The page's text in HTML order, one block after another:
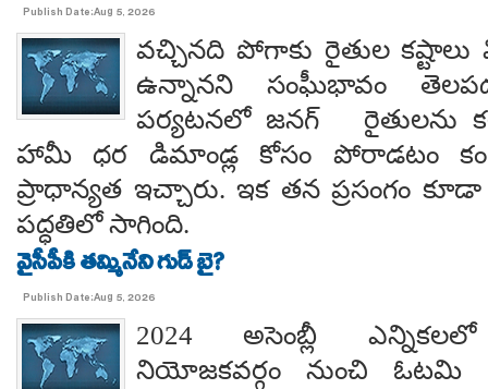
Publish Date:Aug 5, 2026
వచ్చినది పోగాకు రైతుల
ఉన్నానని సంఘీభావం
పర్యటనలో జనగ్ రైతులను
హామీ ధర డిమాండ్ల కోసం పోరాడటం
ప్రాధాన్యత ఇచ్చారు. ఇక తన ప్రసంగం కూడా
పద్ధతిలో సాగింది.
వైసీపీకి తమ్మినేని గుడ్ బై?
Publish Date:Aug 5, 2026
2024 అసెంబ్లీ
నియోజకవర్గం నుంచి ఓటమి